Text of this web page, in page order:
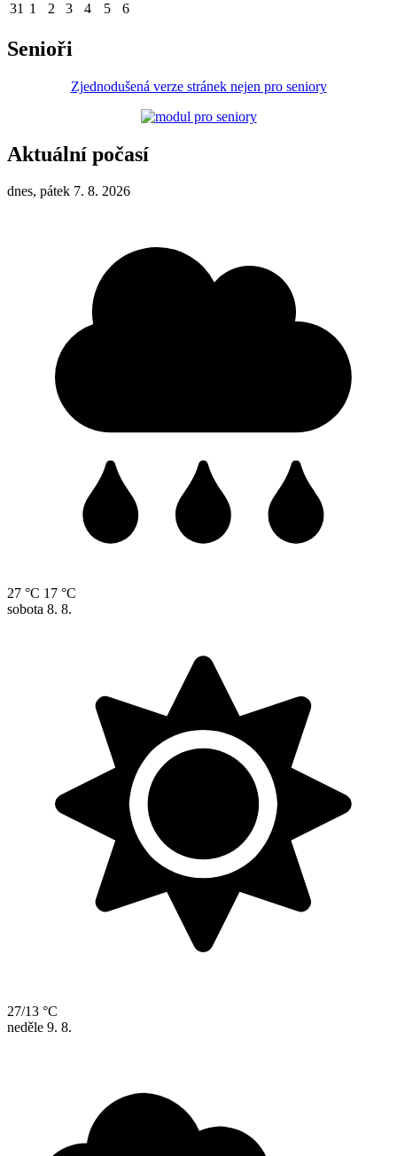
31 1 2 3 4 5 6
Senioři
Zjednodušená verze stránek nejen pro seniory
Aktuální počasí
dnes, pátek 7. 8. 2026
27 °C 17 °C
sobota 8. 8.
27/13 °C
neděle 9. 8.